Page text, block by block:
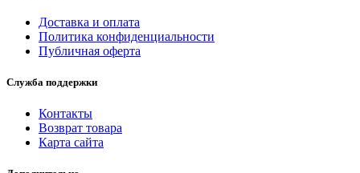
Доставка и оплата
Политика конфиденциальности
Публичная оферта
Служба поддержки
Контакты
Возврат товара
Карта сайта